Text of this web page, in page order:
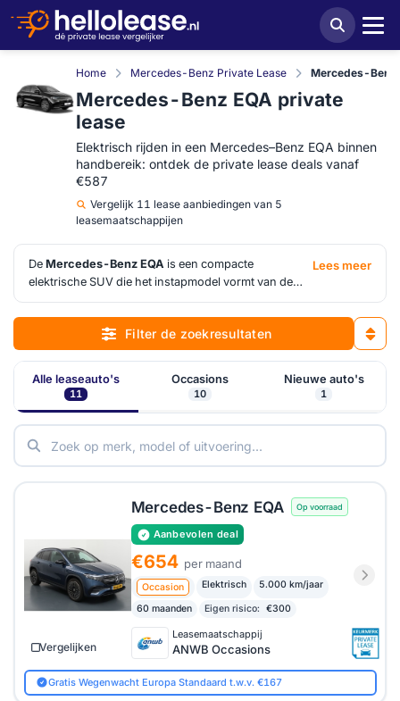
Home Mercedes-Benz Private Lease Mercedes-Benz
Mercedes-Benz EQA private
lease
Elektrisch rijden in een Mercedes–Benz EQA binnen
handbereik: ontdek de private lease deals vanaf
€587
Vergelijk 11 lease aanbiedingen van 5
leasemaatschappijen
De Mercedes-Benz EQA is een compacte
elektrische SUV die het instapmodel vormt van de
EQ-lijn, zonder dat hij zich daarnaar gedraagt. Het
sterlogo op de grille zet de toon: het interieur is
afgewerkt met de nauwkeurigheid die je van het merk
mag verwachten, en het MBUX-systeem is een van
de meest volwassen displays in zijn klasse. Met een
actieradius richting de 450 kilometer is hij bruikbaar
voor meer dan alleen stedelijk gebruik.
Benz EQA private leaseaanbiedingen vergelijken
geeft je snel inzicht in welk deal past bij jouw situatie.
Lees meer
Filter de zoekresultaten
Alle leaseauto's
11
Occasions
10
Nieuwe auto's
1
Mercedes-Benz EQA Op voorraad
Aanbevolen deal
€654 per maand
Occasion Elektrisch 5.000 km/jaar
60 maanden Eigen risico: €300
Leasemaatschappij
ANWB Occasions
Vergelijken
Gratis Wegenwacht Europa Standaard t.w.v. €167